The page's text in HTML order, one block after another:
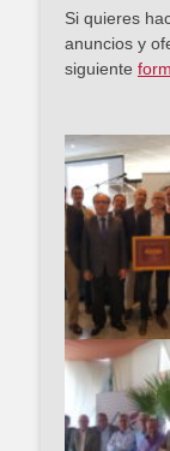
Si quieres
anuncios y
siguiente